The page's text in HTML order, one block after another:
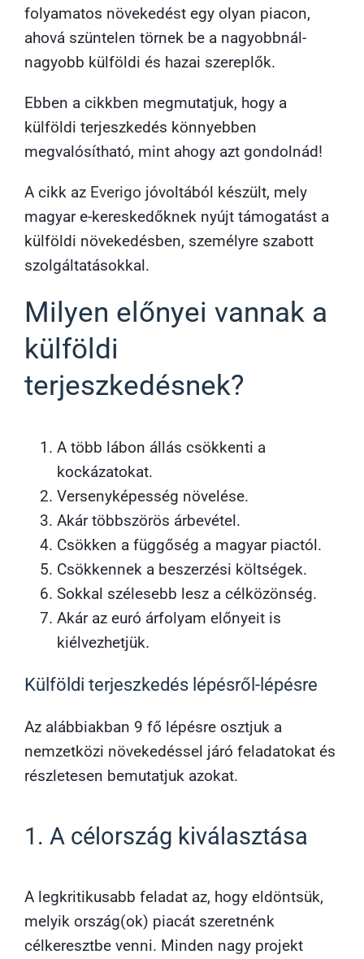
folyamatos növekedést egy olyan piacon,
ahová szüntelen törnek be a nagyobbnál-
nagyobb külföldi és hazai szereplők.
Ebben a cikkben megmutatjuk, hogy a
külföldi terjeszkedés könnyebben
megvalósítható, mint ahogy azt gondolnád!
A cikk az Everigo jóvoltából készült, mely
magyar e-kereskedőknek nyújt támogatást a
külföldi növekedésben, személyre szabott
szolgáltatásokkal.
Milyen előnyei vannak a
külföldi
terjeszkedésnek?
A több lábon állás csökkenti a
kockázatokat.
Versenyképesség növelése.
Akár többszörös árbevétel.
Csökken a függőség a magyar piactól.
Csökkennek a beszerzési költségek.
Sokkal szélesebb lesz a célközönség.
Akár az euró árfolyam előnyeit is
kiélvezhetjük.
Külföldi terjeszkedés lépésről-lépésre
Az alábbiakban 9 fő lépésre osztjuk a
nemzetközi növekedéssel járó feladatokat és
részletesen bemutatjuk azokat.
1. A célország kiválasztása
A legkritikusabb feladat az, hogy eldöntsük,
melyik ország(ok) piacát szeretnénk
célkeresztbe venni. Minden nagy projekt